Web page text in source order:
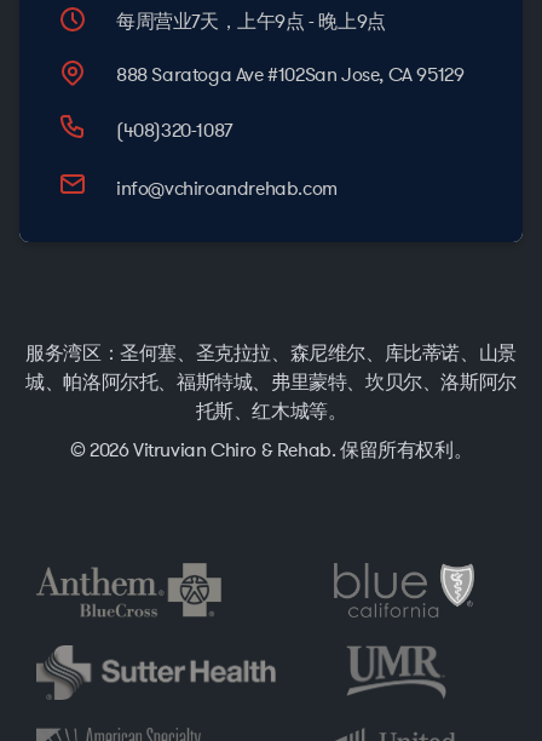
每周营业7天，上午9点 - 晚上9点
888 Saratoga Ave #102San Jose, CA 95129
(408)320-1087
info@vchiroandrehab.com
服务湾区：圣何塞、圣克拉拉、森尼维尔、库比蒂诺、山景
城、帕洛阿尔托、福斯特城、弗里蒙特、坎贝尔、洛斯阿尔
托斯、红木城等。
© 2026 Vitruvian Chiro & Rehab. 保留所有权利。